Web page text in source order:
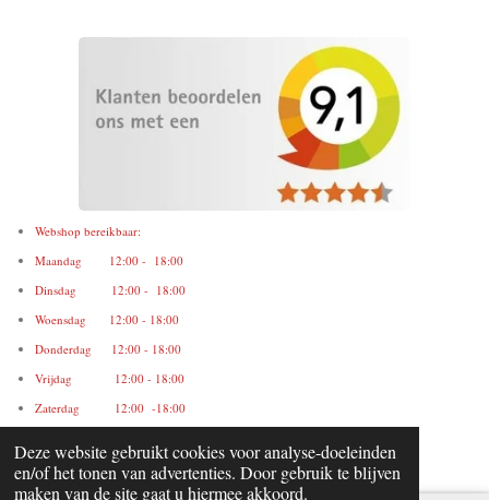
Deze website gebruikt cookies voor analyse-doeleinden
en/of het tonen van advertenties. Door gebruik te blijven
maken van de site gaat u hiermee akkoord.
Webshop bereikbaar:
Maandag 12:00 - 18:00
Dinsdag 12:00 - 18:00
Woensdag 12:00 - 18:00
Donderdag 12:00 - 18:00
Vrijdag 12:00 - 18:00
Zaterdag 12:00 -18:00